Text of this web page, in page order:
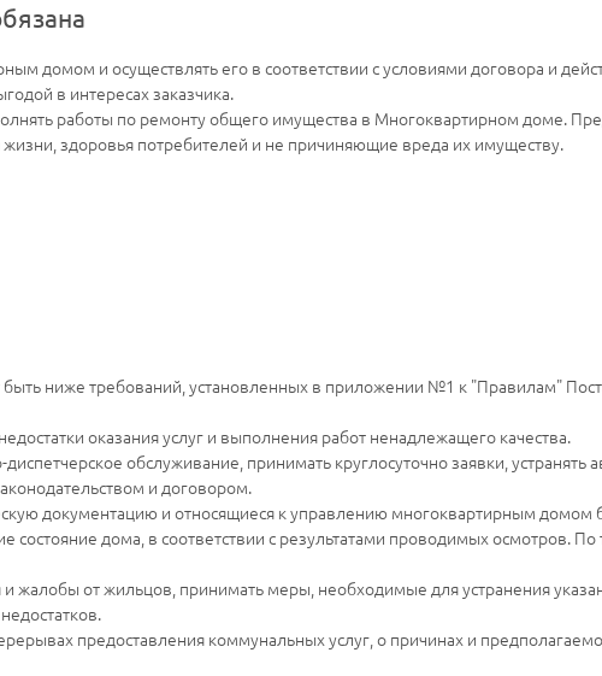
домом и осуществлять его в соответствии с условиями договора и
в интересах заказчика.
работы по ремонту общего имущества в Многоквартирном доме.
здоровья потребителей и не причиняющие вреда их имуществу.
ниже требований, установленных в приложении №1 к "Правилам"
оказания услуг и выполнения работ ненадлежащего качества.
обслуживание, принимать круглосуточно заявки, устранять
и договором.
документацию и относящиеся к управлению многоквартирным домом
дома, в соответствии с результатами проводимых осмотров. По
жалобы от жильцов, принимать меры, необходимые для устранения
предоставления коммунальных услуг, о причинах и